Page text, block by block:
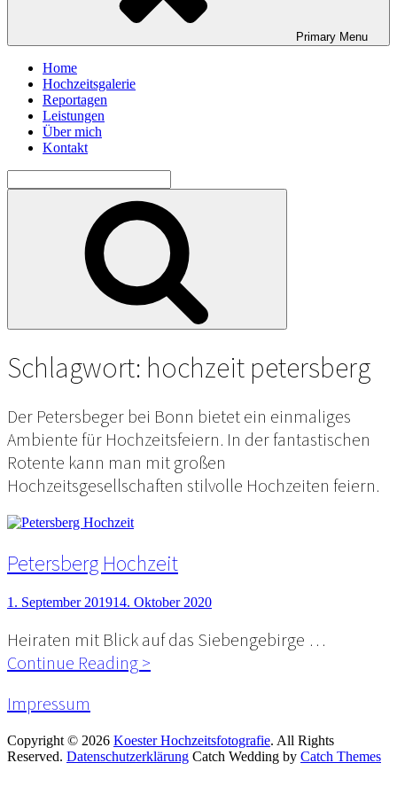
Primary Menu
Home
Hochzeitsgalerie
Reportagen
Leistungen
Über mich
Kontakt
for:
Schlagwort: hochzeit petersberg
Der Petersbeger bei Bonn bietet ein einmaliges
Ambiente für Hochzeitsfeiern. In der fantastischen
Rotente kann man mit großen
Hochzeitsgesellschaften stilvolle Hochzeiten feiern.
Petersberg Hochzeit
Posted
1. September 201914. Oktober 2020
Heiraten mit Blick auf das Siebengebirge …
Continue Reading >
Impressum
Copyright © 2026 Koester Hochzeitsfotografie. All Rights
Reserved. Datenschutzerklärung Catch Wedding by Catch Themes